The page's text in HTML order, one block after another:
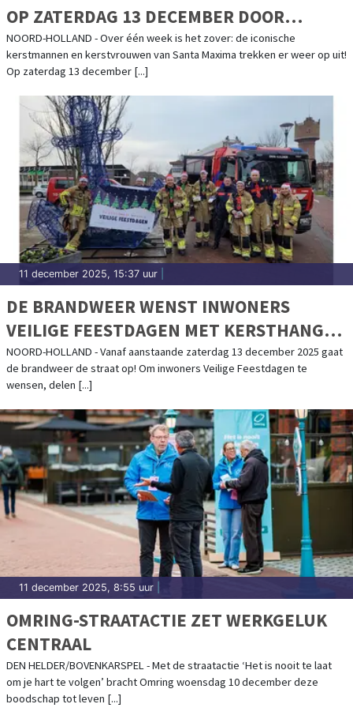
OP ZATERDAG 13 DECEMBER DOOR
NOORD-HOLLAND
NOORD-HOLLAND - Over één week is het zover: de iconische
kerstmannen en kerstvrouwen van Santa Maxima trekken er weer op uit!
Op zaterdag 13 december [...]
11 december 2025, 15:37 uur
DE BRANDWEER WENST INWONERS
VEILIGE FEESTDAGEN MET KERSTHANGER
OVER 112 EN HET GEEN SPOED-NUMMER
NOORD-HOLLAND - Vanaf aanstaande zaterdag 13 december 2025 gaat
de brandweer de straat op! Om inwoners Veilige Feestdagen te
wensen, delen [...]
11 december 2025, 8:55 uur
OMRING-STRAATACTIE ZET WERKGELUK
CENTRAAL
DEN HELDER/BOVENKARSPEL - Met de straatactie ‘Het is nooit te laat
om je hart te volgen’ bracht Omring woensdag 10 december deze
boodschap tot leven [...]